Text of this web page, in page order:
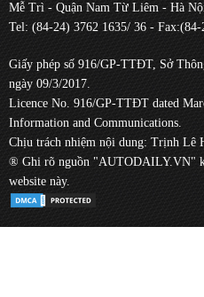
Mễ Trì - Quận Nam Từ Liêm - Hà
Tel: (84-24) 3762 1635/ 36 - Fax:(84-
Giấy phép số 916/GP-TTĐT, Sở
ngày 09/3/2017.
Licence No. 916/GP-TTĐT dated
Information and Communications.
Chịu trách nhiệm nội dung: Trịnh Lê
® Ghi rõ nguồn "AUTODAILY.VN"
website này.